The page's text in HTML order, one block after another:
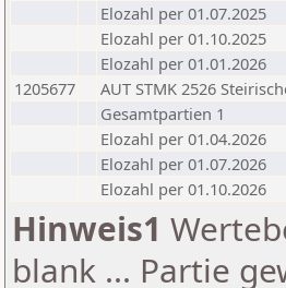
Elozahl per 01.07.2025
Elozahl per 01.10.2025
Elozahl per 01.01.2026
1205677
AUT STMK 2526
Gesamtpartien 1
Elozahl per 01.04.2026
Elozahl per 01.07.2026
Elozahl per 01.10.2026
Hinweis1
blank ... Partie